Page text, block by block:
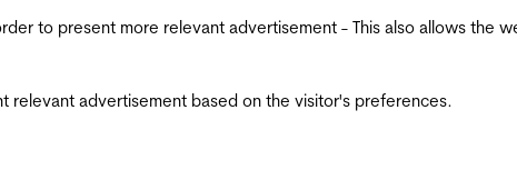
to present more relevant advertisement - This also allows the
relevant advertisement based on the visitor's preferences.